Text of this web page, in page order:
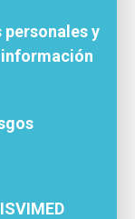
y
información